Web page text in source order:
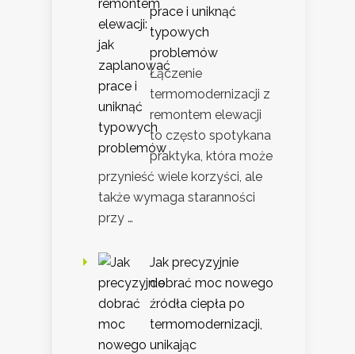
prace i uniknąć
typowych
problemów
Łączenie
termomodernizacji z
remontem elewacji
to często spotykana
praktyka, która może
przynieść wiele korzyści, ale
także wymaga staranności
przy …
Jak precyzyjnie
dobrać moc nowego
źródła ciepła po
termomodernizacji,
unikając